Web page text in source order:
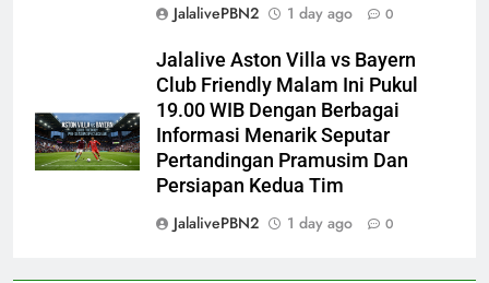
JalalivePBN2
1 day ago 0
Jalalive Aston Villa vs Bayern
Club Friendly Malam Ini Pukul
19.00 WIB Dengan Berbagai
Informasi Menarik Seputar
Pertandingan Pramusim Dan
Persiapan Kedua Tim
JalalivePBN2
1 day ago 0